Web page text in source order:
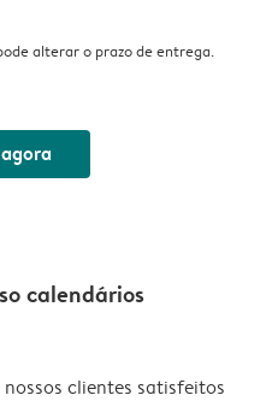
alterar o prazo de entrega.
calendários
clientes satisfeitos